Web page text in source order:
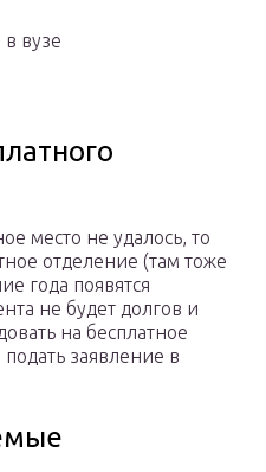
в вузе
место не удалось, то
отделение (там тоже
года появятся
не будет долгов и
на бесплатное
заявление в